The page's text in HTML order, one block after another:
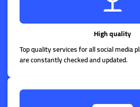
High quality
Top quality services for all social media
are constantly checked and updated.